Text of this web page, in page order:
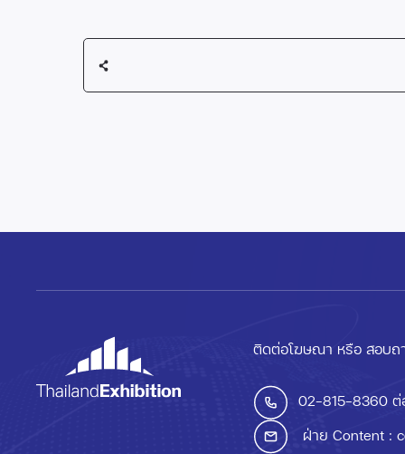
ติดต่อโฆษณา หรือ สอบถ
02-815-8360 ต่
ฝ่าย Content :